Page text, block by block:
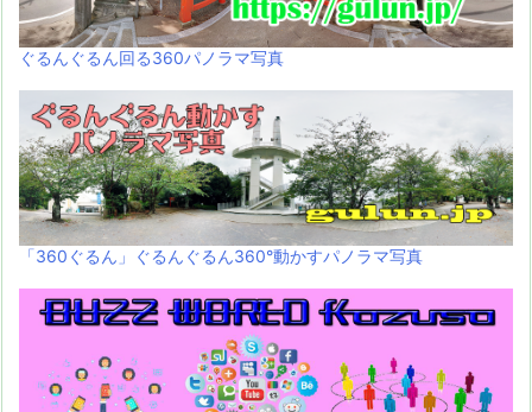
ぐるんぐるん回る360パノラマ写真
「360ぐるん」ぐるんぐるん360°動かすパノラマ写真